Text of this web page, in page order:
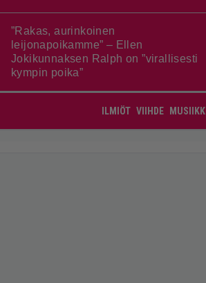
”Rakas, aurinkoinen
leijonapoikamme” – Ellen
Jokikunnaksen Ralph on ”virallisesti
kympin poika”
ILMIÖT VIIHDE MUSIIKKI